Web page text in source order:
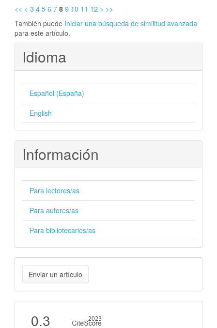
<< < 3 4 5 6 7 8 9 10 11 12 > >>
También puede Iniciar una búsqueda de similitud avanzada
para este artículo.
Idioma
Español (España)
English
Información
Para lectores/as
Para autores/as
Para bibliotecarios/as
Enviar
un
artículo
Enviar un artículo
Cite